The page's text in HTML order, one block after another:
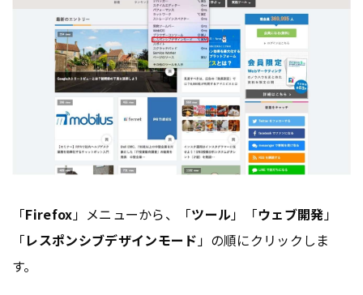
「Firefox 」メニューから、「ツール」「ウェブ開発 」
「レスポンシブデザインモード 」の順にクリックしま
す。